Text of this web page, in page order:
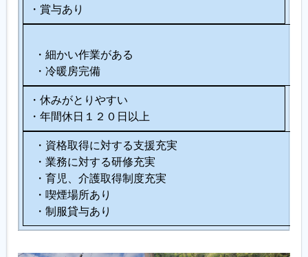
・賞与あり
・細かい作業がある
・冷暖房完備
・休みがとりやすい
・年間休日１２０日以上
・資格取得に対する支援充実
・業務に対する研修充実
・育児、介護取得制度充実
・喫煙場所あり
・制服貸与あり